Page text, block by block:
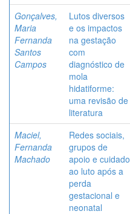
Gonçalves,
Maria
Fernanda
Santos
Campos
Lutos diversos
e os impactos
na gestação
com
diagnóstico de
mola
hidatiforme:
uma revisão de
literatura
Maciel,
Fernanda
Machado
Redes sociais,
grupos de
apoio e cuidado
ao luto após a
perda
gestacional e
neonatal